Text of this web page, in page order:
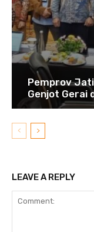
Pemprov
Genjot Gerai
LEAVE A REPLY